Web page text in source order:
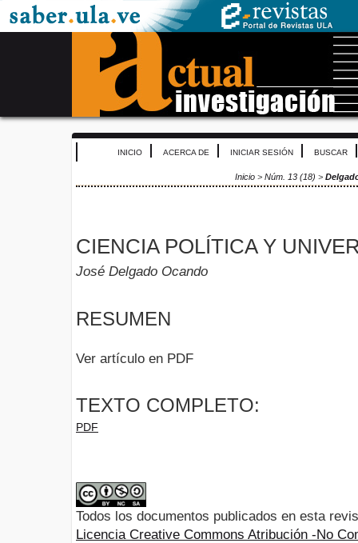
INICIO ACERCA DE INICIAR SESIÓN BUSCAR
Inicio > Núm. 13 (18) >
CIENCIA POLÍTICA Y
José Delgado Ocando
RESUMEN
Ver artículo en PDF
TEXTO COMPLETO:
PDF
Todos los documentos publicados en esta
Licencia Creative Commons Atribución -No